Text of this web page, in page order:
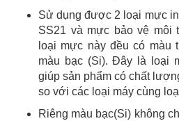
Sử dụng được 2 loại mực
SS21 và mực bảo vệ môi
loại mực này đều có màu
màu bạc (Si). Đây là loại
giúp sản phẩm có chất
so với các loại máy cùng
Riêng màu bạc(Si) không